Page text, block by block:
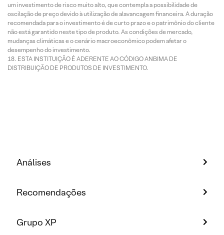
um investimento de risco muito alto, que contempla a possibilidade de
oscilação de preço devido à utilização de alavancagem financeira. A duração
recomendada para o investimento é de curto prazo e o patrimônio do cliente
não está garantido neste tipo de produto. As condições de mercado,
mudanças climáticas e o cenário macroeconômico podem afetar o
desempenho do investimento.
ESTA INSTITUIÇÃO É ADERENTE AO CÓDIGO ANBIMA DE
DISTRIBUIÇÃO DE PRODUTOS DE INVESTIMENTO.
Análises
Recomendações
Grupo XP